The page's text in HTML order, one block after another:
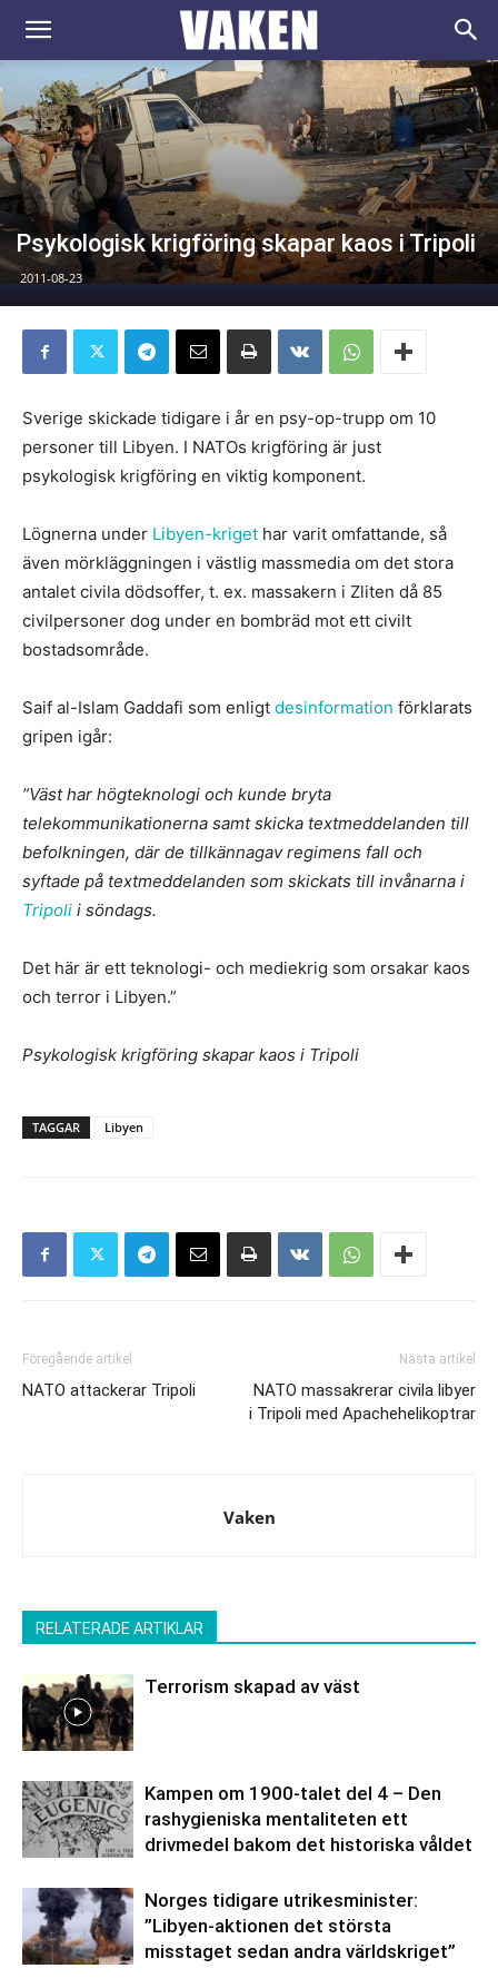
VAKEN.se
Psykologisk krigföring skapar kaos i Tripoli
2011-08-23
Sverige skickade tidigare i år en psy-op-trupp om 10
personer till Libyen. I NATOs krigföring är just
psykologisk krigföring en viktig komponent.
Lögnerna under Libyen-kriget har varit omfattande, så
även mörkläggningen i västlig massmedia om det stora
antalet civila dödsoffer, t. ex. massakern i Zliten då 85
civilpersoner dog under en bombräd mot ett civilt
bostadsområde.
Saif al-Islam Gaddafi som enligt desinformation förklarats
gripen igår:
”Väst har högteknologi och kunde bryta
telekommunikationerna samt skicka textmeddelanden till
befolkningen, där de tillkännagav regimens fall och
syftade på textmeddelanden som skickats till invånarna i
Tripoli i söndags.
Det här är ett teknologi- och mediekrig som orsakar kaos
och terror i Libyen.”
Psykologisk krigföring skapar kaos i Tripoli
TAGGAR Libyen
Föregående artikel
NATO attackerar Tripoli
Nästa artikel
NATO massakrerar civila libyer
i Tripoli med Apachehelikoptrar
Vaken
RELATERADE ARTIKLAR
Terrorism skapad av väst
Kampen om 1900-talet del 4 – Den
rashygieniska mentaliteten ett
drivmedel bakom det historiska våldet
Norges tidigare utrikesminister:
”Libyen-aktionen det största
misstaget sedan andra världskriget”